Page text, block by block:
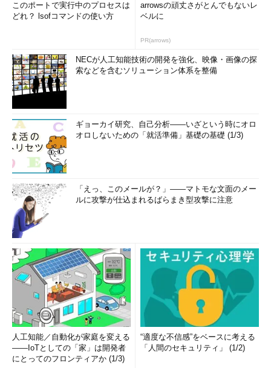
このポートで実行中のプロセスは
どれ？ lsofコマンドの使い方
arrowsの頑丈さがとんでもないレ
ベルに
PR(arrows)
NECが人工知能技術の開発を強化、映像・画像の探
索などを含むソリューション体系を整備
ギョーカイ研究、自己分析――いざという時にオロ
オロしないための「就活準備」基礎の基礎 (1/3)
「えっ、このメールが？」――マトモな文面のメー
ルに攻撃が仕込まれるばらまき型攻撃に注意
人工知能／自動化が家庭を変える
――IoTとしての「家」は開発者
にとってのフロンティアか (1/3)
“適度な不信感”をベースに考える
「人間のセキュリティ」 (1/2)